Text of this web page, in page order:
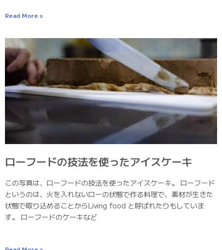
Read More »
ローフードの技法を使ったアイスケーキ
この写真は、ローフードの技法を使ったアイスケーキ。 ローフード
というのは、火を入れないローの状態で作る料理で、素材が生きた
状態で取り込めることからLiving food と呼ばれたりもしていま
す。 ローフードのケーキなど